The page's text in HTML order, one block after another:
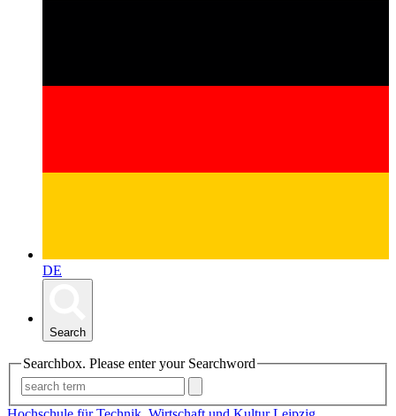
DE
Search
Searchbox. Please enter your Searchword